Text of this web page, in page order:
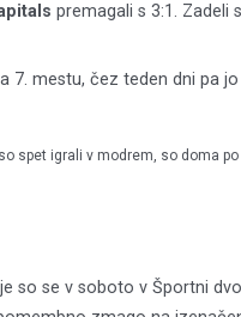
premagali s 3:1. Zadeli
7. mestu, čez teden dni pa
spet igrali v modrem, so doma
so se v soboto v Športni